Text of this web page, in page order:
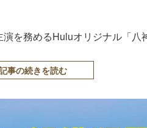
を務めるHuluオリジナル「八
事の続きを読む